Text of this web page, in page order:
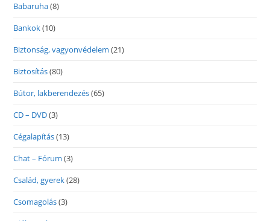
Babaruha(8)
Bankok(10)
Biztonság, vagyonvédelem (21)
Biztosítás(80)
Bútor, lakberendezés(65)
CD – DVD(3)
Cégalapítás(13)
Chat – Fórum (3)
Család, gyerek(28)
Csomagolás(3)